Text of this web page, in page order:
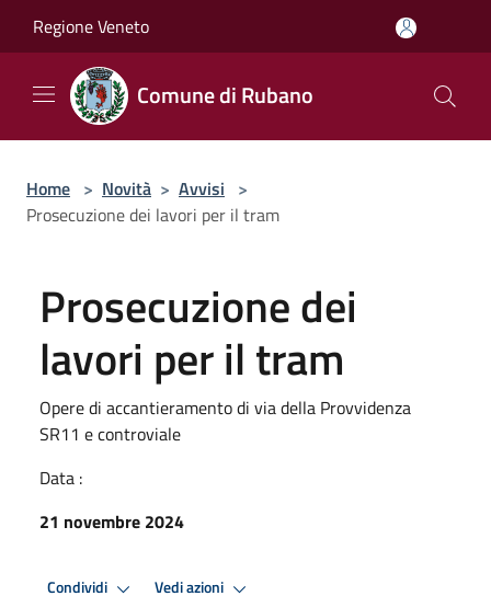
Regione Veneto
Comune di Rubano
Home > Novità > Avvisi >
Prosecuzione dei lavori per il tram
Prosecuzione dei
lavori per il tram
Opere di accantieramento di via della Provvidenza
SR11 e controviale
Data :
21 novembre 2024
Condividi Vedi azioni